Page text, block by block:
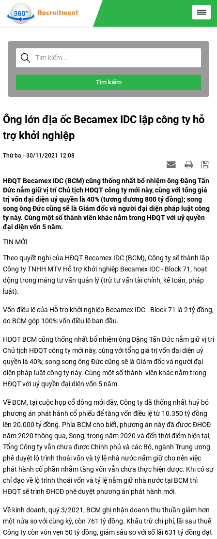
Tìm kiếm
Ông lớn địa ốc Becamex IDC lập công ty hỗ
trợ khởi nghiệp
Thứ ba - 30/11/2021 12:08
HĐQT Becamex IDC (BCM) cũng thống nhất bổ nhiệm ông Đặng Tấn
Đức nắm giữ vị trí Chủ tịch HĐQT công ty mới này, cùng với tổng giá
trị vốn đại diện uỷ quyền là 40% (tương đương 800 tỷ đồng); song
song ông Đức cũng sẽ là Giám đốc và người đại diện pháp luật công
ty này. Cùng một số thành viên khác nằm trong HĐQT với uỷ quyền
đại diện vốn 5 năm.
TIN MỚI
Theo quyết nghị của HĐQT Becamex IDC (BCM), Công ty sẽ thành lập
Công ty TNHH MTV Hỗ trợ Khởi nghiệp Becamex IDC - Block 71, hoạt
động trong mảng tư vấn quản lý (trừ tư vấn tài chính, kế toán, pháp
luật).
Vốn điều lệ của Hỗ trợ khởi nghiệp Becamex IDC - Block 71 là 2 tỷ đồng,
do BCM góp 100% vốn điều lệ ban đầu.
HĐQT BCM cũng thống nhất bổ nhiệm ông Đặng Tấn Đức nắm giữ vị trí
Chủ tịch HĐQT công ty mới này, cùng với tổng giá trị vốn đại diện uỷ
quyền là 40%; song song ông Đức cũng sẽ là Giám đốc và người đại
diện pháp luật công ty này. Cùng một số thành viên khác nằm trong
HĐQT với uỷ quyền đại diện vốn 5 năm.
Về BCM, tại cuộc họp cổ đông mới đây, Công ty đã thống nhất huỷ bỏ
phương án phát hành cổ phiếu để tăng vốn điều lệ từ 10.350 tỷ đồng
lên 20.000 tỷ đồng. Phía BCM cho biết, phương án này đã được ĐHCĐ
năm 2020 thông qua, Song, trong năm 2020 và đến thời điểm hiện tại,
Tổng Công ty vẫn chưa được Chính phủ và các Bộ, ngành Trung ương
phê duyệt lộ trình thoái vốn và tỷ lệ nhà nước nắm giữ cho nên việc
phát hành cổ phần nhằm tăng vốn vẫn chưa thực hiện được. Khi có sự
chỉ đạo về lộ trình thoái vốn và tỷ lệ nắm giữ nhà nước tại BCM thì
HĐQT sẽ trình ĐHCĐ phê duyệt phương án phát hành mới.
Về kinh doanh, quý 3/2021, BCM ghi nhận doanh thu thuần giảm hơn
một nửa so với cùng kỳ, còn 761 tỷ đồng. Khấu trừ chi phí, lãi sau thuế
Công ty còn vỏn vẹn 50 tỷ đồng, giảm sâu so với số lãi 631 tỷ đồng đạt